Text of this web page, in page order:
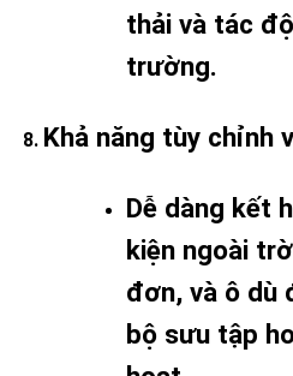
thải và tác
trường.
Khả năng tùy chỉnh
Dễ dàng kết
kiện ngoài
đơn, và ô dù
bộ sưu tập